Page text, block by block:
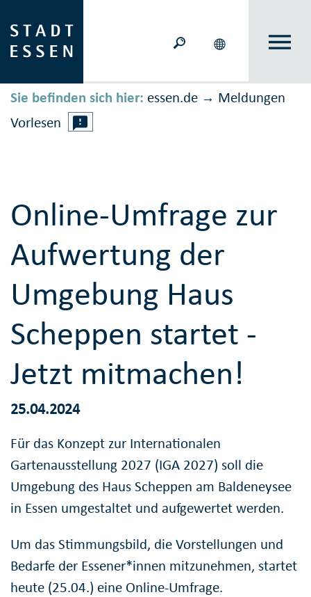
Sie befinden sich hier: essen.de → Meldungen
Vorlesen
Online-Umfrage zur
Aufwertung der
Umgebung Haus
Scheppen startet -
Jetzt mitmachen!
25.04.2024
Für das Konzept zur Internationalen
Gartenausstellung 2027 (IGA 2027) soll die
Umgebung des Haus Scheppen am Baldeneysee
in Essen umgestaltet und aufgewertet werden.
Um das Stimmungsbild, die Vorstellungen und
Bedarfe der Essener*innen mitzunehmen, startet
heute (25.04.) eine Online-Umfrage.